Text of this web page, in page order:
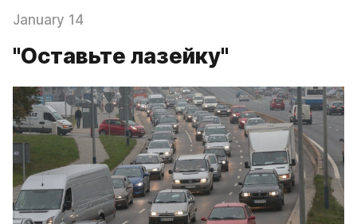
January 14
"Оставьте лазейку"